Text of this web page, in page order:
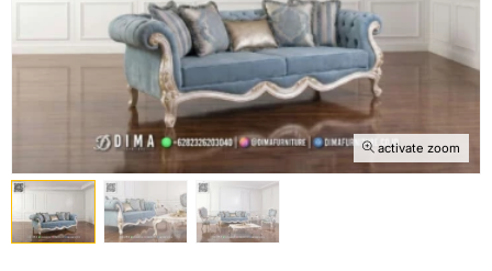
activate zoom